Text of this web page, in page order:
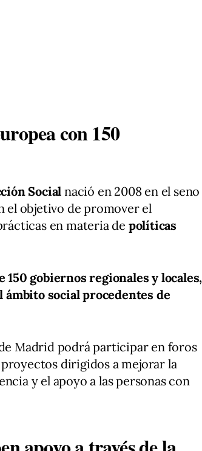
con 150
Socialnació en 2008 en el seno
el objetivo de promover el
en materia de políticas
150 gobiernos regionales y locales,
social procedentes de
Madrid podrá participar en foros
dirigidos a mejorar la
y el apoyo a las personas con